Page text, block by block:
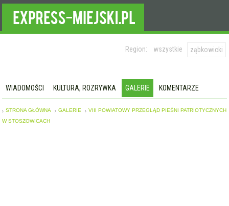
Region: wszystkie ząbkowicki
WIADOMOŚCI KULTURA, ROZRYWKA GALERIE KOMENTARZE
STRONA GŁÓWNA GALERIE
VIII POWIATOWY PRZEGLĄD PIEŚNI PATRIOTYCZNYCH
W STOSZOWICACH